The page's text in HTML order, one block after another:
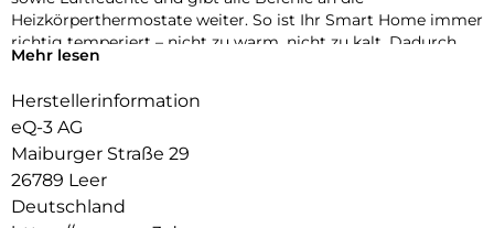
Heizkörperthermostate weiter. So ist Ihr Smart Home immer
richtig temperiert – nicht zu warm, nicht zu kalt. Dadurch
sparen Sie bis zu 30 % wertvoller Heizenergie ein.
Unsere Produkte in neuer Dimension:
Drehen Sie das Produkt in alle Richtungen, zoomen Sie
heran und erleben Sie es in drei Dimensionen. So erhalten Sie
ein detailgenaues Bild von Ihren Lieblingsprodukten.
Wandthermostate im Fokus:
Mehr lesen
Herstellerinformation
eQ-3 AG
Maiburger Straße 29
26789 Leer
Deutschland